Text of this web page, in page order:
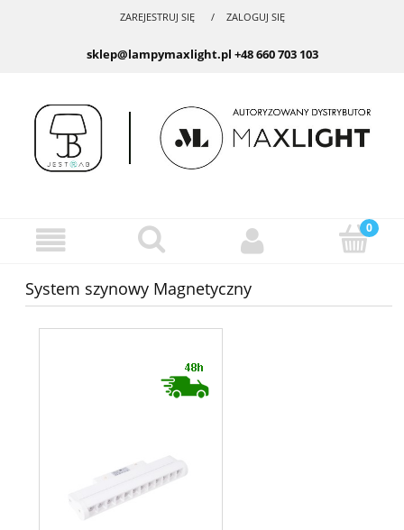
ZAREJESTRUJ SIĘ ZALOGUJ SIĘ
sklep@lampymaxlight.pl +48 660 703 103
System szynowy Magnetyczny